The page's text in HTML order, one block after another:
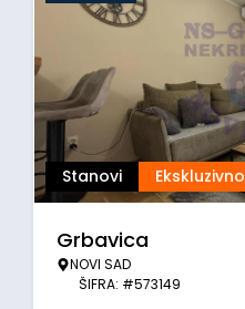
Stanovi Ekskluzivno
Grbavica
NOVI SAD
ŠIFRA: #573149